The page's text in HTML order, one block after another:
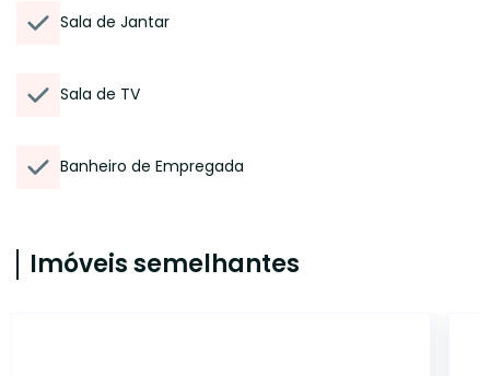
Sala de Jantar
Sala de TV
Banheiro de Empregada
Imóveis semelhantes